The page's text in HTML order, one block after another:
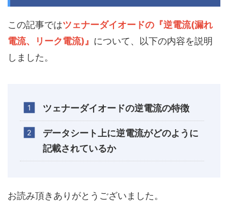
この記事ではツェナーダイオードの『逆電流(漏れ
電流、リーク電流)』 について、以下の内容を説明
しました。
ツェナーダイオードの逆電流の特徴
データシート上に逆電流がどのように
記載されているか
お読み頂きありがとうございました。